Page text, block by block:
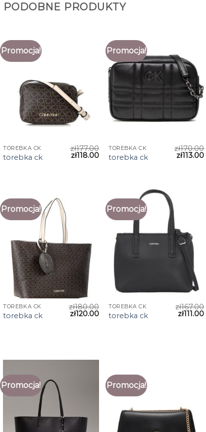
PODOBNE PRODUKTY
Promocja!
TOREBKA CK
torebka ck
zł177.00
zł118.00
Promocja!
TOREBKA CK
torebka ck
zł170.00
zł113.00
Promocja!
TOREBKA CK
torebka ck
zł180.00
zł120.00
Promocja!
TOREBKA CK
torebka ck
zł167.00
zł111.00
Promocja! Promocja!